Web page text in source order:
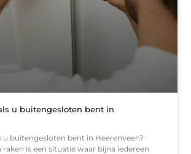
u buitengesloten bent in
u buitengesloten bent in Heerenveen?
is een situatie waar bijna iedereen